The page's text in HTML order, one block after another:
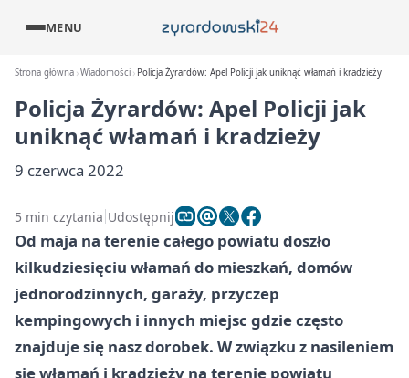
MENU
Strona główna Wiadomości Policja Żyrardów: Apel Policji jak uniknąć włamań i kradzieży
Policja Żyrardów: Apel Policji jak
uniknąć włamań i kradzieży
9 czerwca 2022
5 min czytania Udostępnij
Od maja na terenie całego powiatu doszło
kilkudziesięciu włamań do mieszkań, domów
jednorodzinnych, garaży, przyczep
kempingowych i innych miejsc gdzie często
znajduje się nasz dorobek. W związku z nasileniem
się włamań i kradzieży na terenie powiatu